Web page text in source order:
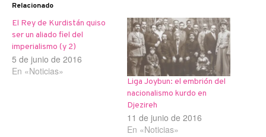
Relacionado
El Rey de Kurdistán quiso
ser un aliado fiel del
imperialismo (y 2)
5 de junio de 2016
En «Noticias»
Liga Joybun: el embrión del
nacionalismo kurdo en
Djezireh
11 de junio de 2016
En «Noticias»